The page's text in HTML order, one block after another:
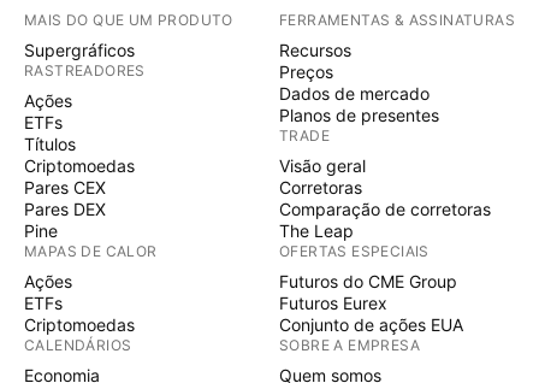
MAIS DO QUE UM PRODUTO
Supergráficos
RASTREADORES
Ações
ETFs
Títulos
Criptomoedas
Pares CEX
Pares DEX
Pine
MAPAS DE CALOR
Ações
ETFs
Criptomoedas
CALENDÁRIOS
Economia
FERRAMENTAS & ASSINATURAS
Recursos
Preços
Dados de mercado
Planos de presentes
TRADE
Visão geral
Corretoras
Comparação de corretoras
The Leap
OFERTAS ESPECIAIS
Futuros do CME Group
Futuros Eurex
Conjunto de ações EUA
SOBRE A EMPRESA
Quem somos